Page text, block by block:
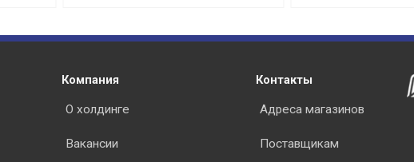
Компания
О холдинге
Вакансии
Контакты
Адреса магазинов
Поставщикам